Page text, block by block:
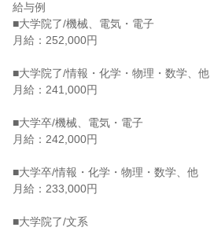
給与例
■大学院了/機械、電気・電子
月給：252,000円
■大学院了/情報・化学・物理・数学、他
月給：241,000円
■大学卒/機械、電気・電子
月給：242,000円
■大学卒/情報・化学・物理・数学、他
月給：233,000円
■大学院了/文系